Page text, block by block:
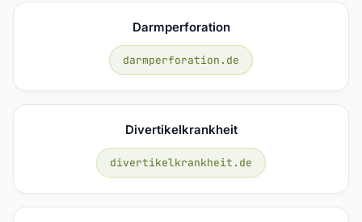
Darmperforation
darmperforation.de
Divertikelkrankheit
divertikelkrankheit.de